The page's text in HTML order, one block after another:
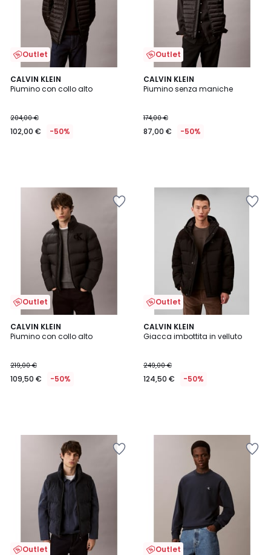
Outlet
CALVIN KLEIN
Piumino con collo alto
204,00 €
102,00 € -50%
Outlet
CALVIN KLEIN
Piumino senza maniche
174,00 €
87,00 € -50%
Outlet
CALVIN KLEIN
Piumino con collo alto
219,00 €
109,50 € -50%
Outlet
CALVIN KLEIN
Giacca imbottita in velluto
249,00 €
124,50 € -50%
Outlet Outlet